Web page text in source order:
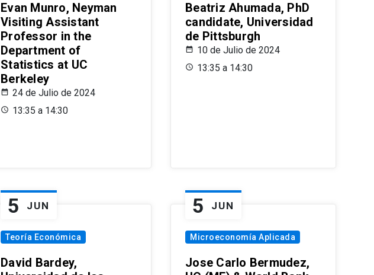
Evan Munro, Neyman
Visiting Assistant
Professor in the
Department of
Statistics at UC
Berkeley
24 de Julio de 2024
13:35 a 14:30
Beatriz Ahumada, PhD
candidate, Universidad
de Pittsburgh
10 de Julio de 2024
13:35 a 14:30
5 JUN
Teoría Económica
David Bardey,
5 JUN
Microeconomía Aplicada
Jose Carlo Bermudez,